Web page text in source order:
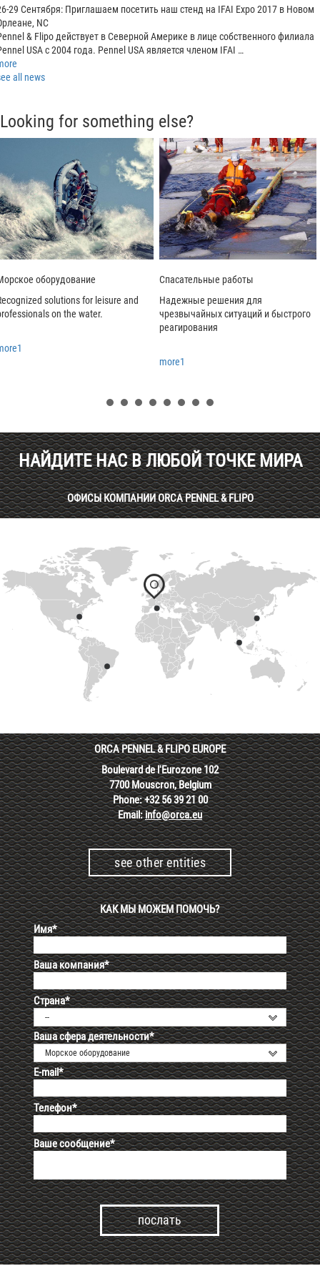
29 Сентября: Приглашаем посетить наш стенд на IFAI Expo 2017 в Новом
NC
& Flipo действует в Северной Америке в лице собственного филиала
USA с 2004 года. Pennel USA является членом IFAI …
all news
Looking for something else?
оборудование
solutions for leisure and
on the water.
Спасательные работы
Надежные решения для
чрезвычайных ситуаций и быстрого
реагирования
more1
НАЙДИТЕ НАС В ЛЮБОЙ ТОЧКЕ МИРА
ОФИСЫ КОМПАНИИ ORCA PENNEL & FLIPO
ORCA PENNEL & FLIPO EUROPE
Boulevard de l'Eurozone 102
7700 Mouscron, Belgium
Phone: +32 56 39 21 00
Email:info@orca.eu
see other entities
КАК МЫ МОЖЕМ ПОМОЧЬ?
Имя*
Ваша компания*
Страна*
--
Ваша сфера деятельности*
Морское оборудование
E-mail*
Телефон*
Ваше сообщение*
Alternative: